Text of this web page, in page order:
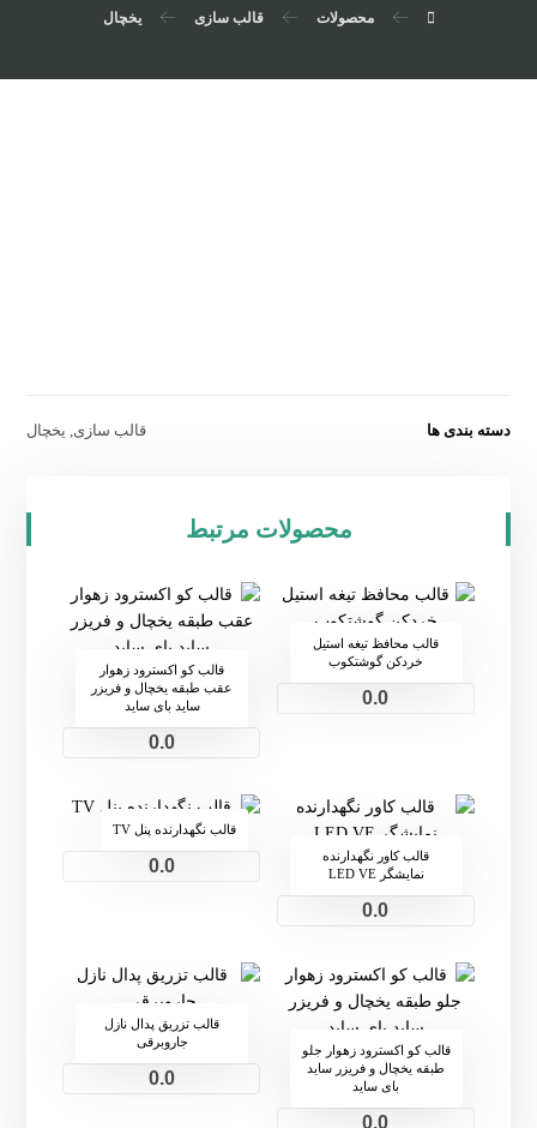
محصولات قالب سازی یخچال
دسته بندی ها قالب سازی یخچال
محصولات مرتبط
قالب محافظ تیغه استیل
خردکن گوشتکوب
0.0
قالب کو اکسترود زهوار
عقب طبقه یخچال و فریزر
ساید بای ساید
0.0
قالب کاور نگهدارنده
نمایشگر LED VE
0.0
قالب نگهدارنده پنل TV
0.0
قالب کو اکسترود زهوار جلو
طبقه یخچال و فریزر ساید
بای ساید
0.0
قالب تزریق پدال نازل
جاروبرقی
0.0